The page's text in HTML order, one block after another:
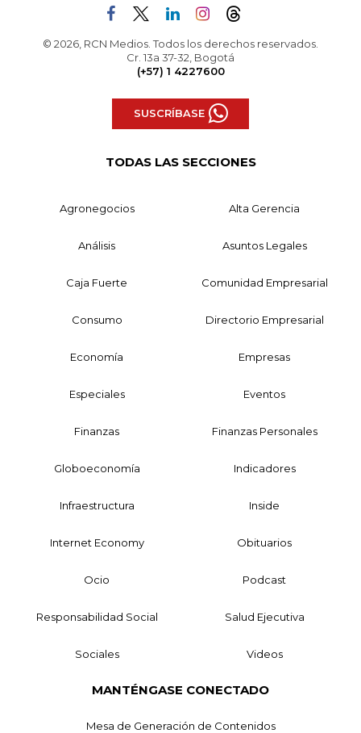
© 2026, RCN Medios. Todos los derechos reservados.
Cr. 13a 37-32, Bogotá
(+57) 1 4227600
SUSCRÍBASE
TODAS LAS SECCIONES
Agronegocios Alta Gerencia
Análisis Asuntos Legales
Caja Fuerte Comunidad Empresarial
Consumo Directorio Empresarial
Economía Empresas
Especiales Eventos
Finanzas Finanzas Personales
Globoeconomía Indicadores
Infraestructura Inside
Internet Economy Obituarios
Ocio Podcast
Responsabilidad Social Salud Ejecutiva
Sociales Videos
MANTÉNGASE CONECTADO
Mesa de Generación de Contenidos